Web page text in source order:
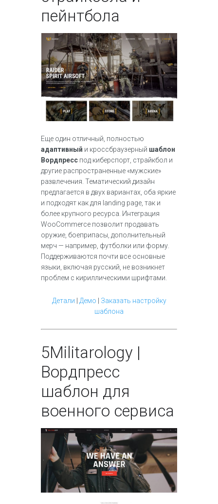
пейнтбола
Еще один отличный, полностью
адаптивный и кроссбраузерный шаблон
Вордпресс под киберспорт, страйкбол и
другие распространенные «мужские»
развлечения. Тематический дизайн
предлагается в двух вариантах, оба яркие
и подходят как для landing page, так и
более крупного ресурса. Интеграция
WooCommerce позволит продавать
оружие, боеприпасы, дополнительный
мерч — например, футболки или форму.
Поддерживаются почти все основные
языки, включая русский, не возникнет
проблем с кириллическими шрифтами.
Детали Демо
Заказать настройку
шаблона
5Militarology |
Вордпресс
шаблон для
военного сервиса